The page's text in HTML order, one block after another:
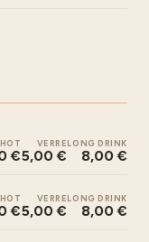
€
VERRE
5,00 €
LONG DRINK
8,00 €
€
VERRE
5,00 €
LONG DRINK
8,00 €